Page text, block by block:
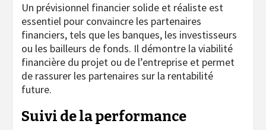
Un prévisionnel financier solide et réaliste est
essentiel pour convaincre les partenaires
financiers, tels que les banques, les investisseurs
ou les bailleurs de fonds. Il démontre la viabilité
financière du projet ou de l’entreprise et permet
de rassurer les partenaires sur la rentabilité
future.
Suivi de la performance